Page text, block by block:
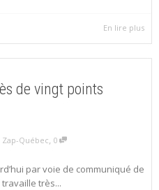
En lire plus
de vingt points
Zap-Québec, 0
par voie de communiqué de
très...